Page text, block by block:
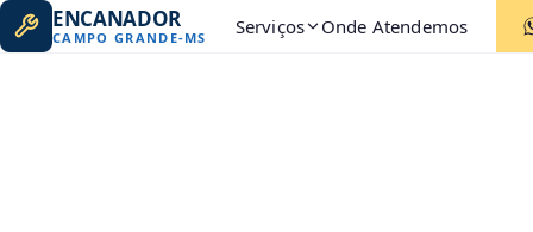
ENCANADOR
CAMPO GRANDE-MS Serviços Onde Atendemos